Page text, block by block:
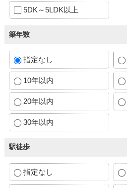
5DK～5LDK以上
築年数
指定なし
10年以内
20年以内
30年以内
駅徒歩
指定なし